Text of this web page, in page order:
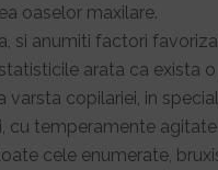
oaselor maxilare.
si anumiti factori
arata ca exista
varsta copilariei, in
cu temperamente
cele enumerate,